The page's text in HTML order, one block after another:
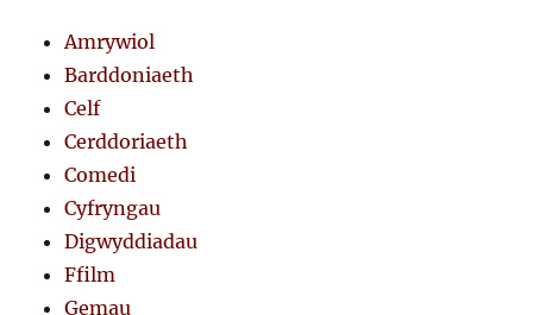
Amrywiol
Barddoniaeth
Celf
Cerddoriaeth
Comedi
Cyfryngau
Digwyddiadau
Ffilm
Gemau